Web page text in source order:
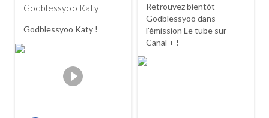
Godblessyoo Katy
Godblessyoo Katy !
Retrouvez bientôt
Godblessyoo dans
l'émission Le tube sur
Canal + !